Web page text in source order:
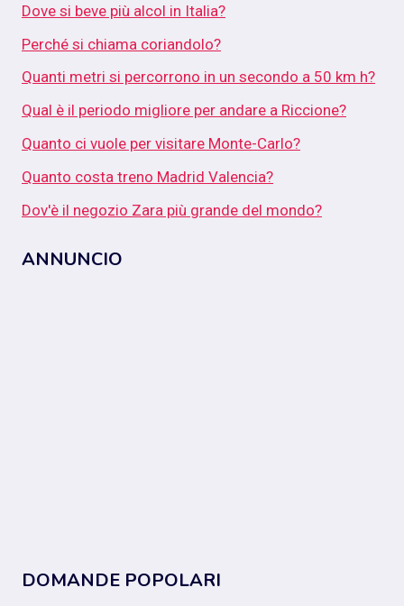
Dove si beve più alcol in Italia?
Perché si chiama coriandolo?
Quanti metri si percorrono in un secondo a 50 km h?
Qual è il periodo migliore per andare a Riccione?
Quanto ci vuole per visitare Monte-Carlo?
Quanto costa treno Madrid Valencia?
Dov'è il negozio Zara più grande del mondo?
ANNUNCIO
DOMANDE POPOLARI